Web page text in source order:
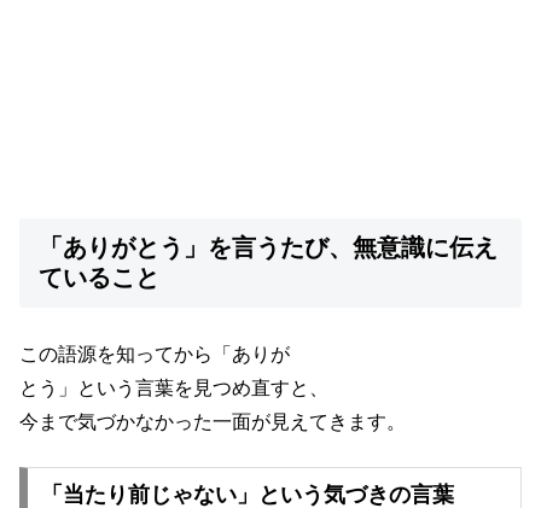
「ありがとう」を言うたび、無意識に伝え
ていること
この語源を知ってから「ありが
とう」という言葉を見つめ直すと、
今まで気づかなかった一面が見えてきます。
「当たり前じゃない」という気づきの言葉